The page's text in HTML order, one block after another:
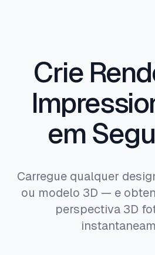
Crie
em
Carregue qualquer
ou modelo 3D — e
perspectiva 3D